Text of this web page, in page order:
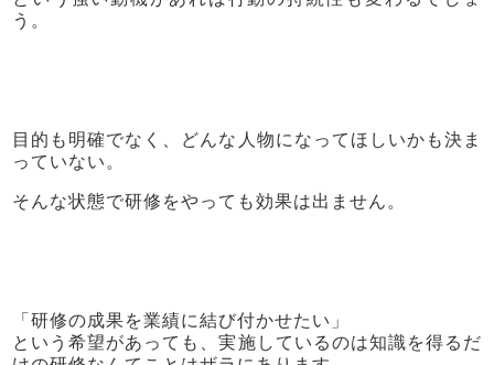
う。
目的も明確でなく、どんな人物になってほしいかも決ま
っていない。
そんな状態で研修をやっても効果は出ません。
「研修の成果を業績に結び付かせたい」
という希望があっても、実施しているのは知識を得るだ